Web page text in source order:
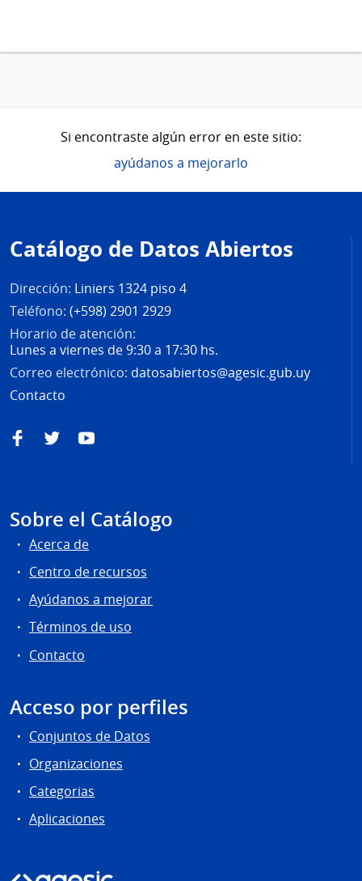
Si encontraste algún error en este sitio:
ayúdanos a mejorarlo
de
página
Catálogo de Datos Abiertos
Dirección: Liniers 1324 piso 4
Teléfono: (+598) 2901 2929
Horario de atención:
Lunes a viernes de 9:30 a 17:30 hs.
Correo electrónico: datosabiertos@agesic.gub.uy
Contacto
FacebookTwitterYouTube
Sobre el Catálogo
Acerca de
Centro de recursos
Ayúdanos a mejorar
Términos de uso
Contacto
Acceso por perfiles
Conjuntos de Datos
Organizaciones
Categorias
Aplicaciones